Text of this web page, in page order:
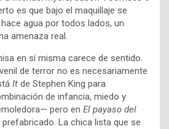
es que bajo el maquillaje se
agua por todos lados, un
amenaza real.
en sí misma carece de sentido.
de terror no es necesariamente
It de Stephen King para
de infancia, miedo y
pero en El payaso del
La chica lista que se